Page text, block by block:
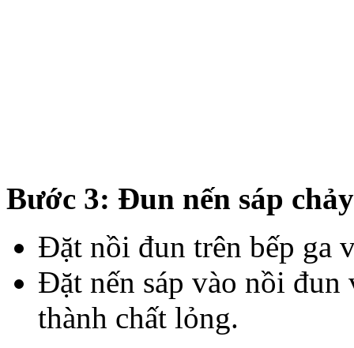
Bước 3: Đun nến sáp chảy
Đặt nồi đun trên bếp ga
Đặt nến sáp vào nồi đun
thành chất lỏng.